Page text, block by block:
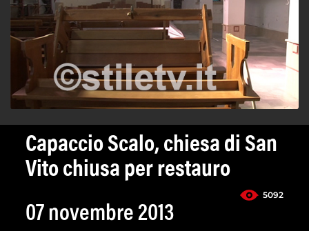
Capaccio Scalo, chiesa di San
Vito chiusa per restauro
5092
07 novembre 2013